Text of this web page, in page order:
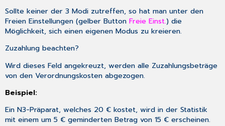
Sollte keiner der 3 Modi zutreffen, so hat man unter den
Freien Einstellungen (gelber ButtonFreie Einst.) die
Möglichkeit, sich einen eigenen Modus zu kreieren.
Zuzahlung beachten?
Wird dieses Feld angekreuzt, werden alle Zuzahlungsbeträge
von den Verordnungskosten abgezogen.
Beispiel:
Ein N3-Präparat, welches 20 € kostet, wird in der Statistik
mit einem um 5 € geminderten Betrag von 15 € erscheinen.